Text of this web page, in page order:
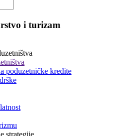
i turizam
poduzetničke kredite